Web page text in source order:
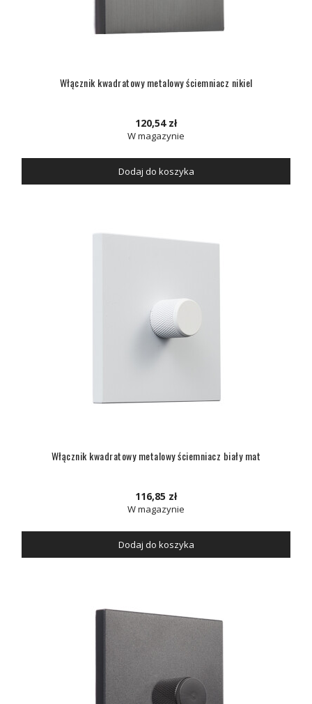
Włącznik kwadratowy metalowy ściemniacz nikiel
120,54 zł
W magazynie
Dodaj do koszyka
Włącznik kwadratowy metalowy ściemniacz biały mat
116,85 zł
W magazynie
Dodaj do koszyka